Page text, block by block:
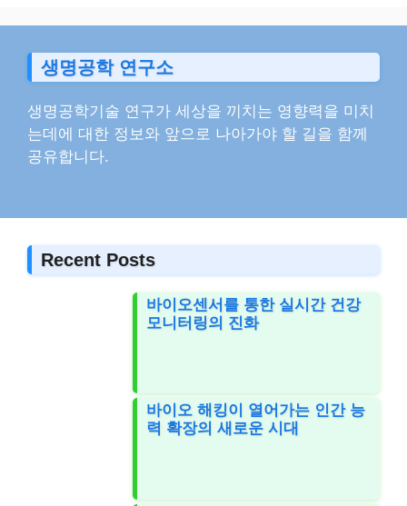
생명공학 연구소
생명공학기술 연구가 세상을 끼치는 영향력을 미치
는데에 대한 정보와 앞으로 나아가야 할 길을 함께
공유합니다.
Recent Posts
바이오센서를 통한 실시간 건강
모니터링의 진화
바이오 해킹이 열어가는 인간 능
력 확장의 새로운 시대